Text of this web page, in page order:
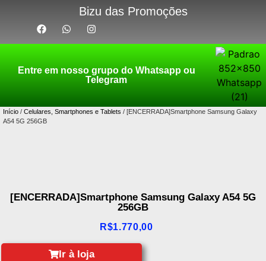
Bizu das Promoções
Entre em nosso grupo do Whatsapp ou
Telegram
Início / Celulares, Smartphones e Tablets / [ENCERRADA]Smartphone Samsung Galaxy
A54 5G 256GB
[ENCERRADA]Smartphone Samsung Galaxy A54 5G
256GB
R$1.770,00
Ir à loja